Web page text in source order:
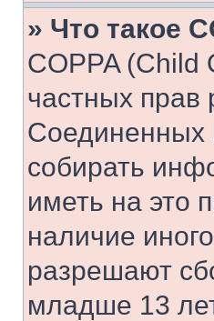
» Что такое
COPPA (Child
частных прав
Соединенных
собирать
иметь на это
наличие
разрешают
младше 13